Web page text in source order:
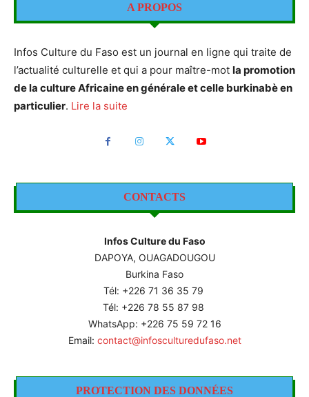
A PROPOS
Infos Culture du Faso est un journal en ligne qui traite de
l’actualité culturelle et qui a pour maître-mot la promotion
de la culture Africaine en générale et celle burkinabè en
particulier. Lire la suite
CONTACTS
Infos Culture du Faso
DAPOYA, OUAGADOUGOU
Burkina Faso
Tél: +226 71 36 35 79
Tél: +226 78 55 87 98
WhatsApp: +226 75 59 72 16
Email: contact@infosculturedufaso.net
PROTECTION DES DONNÉES